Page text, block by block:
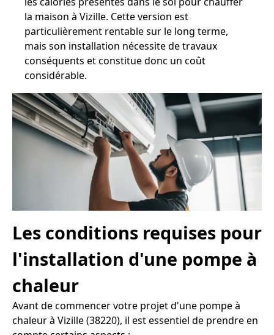
la maison à Vizille. Cette version est
particulièrement rentable sur le long terme,
mais son installation nécessite de travaux
conséquents et constitue donc un coût
considérable.
Les conditions requises pour
l'installation d'une pompe à
chaleur
Avant de commencer votre projet d'une pompe à
chaleur à Vizille (38220), il est essentiel de prendre en